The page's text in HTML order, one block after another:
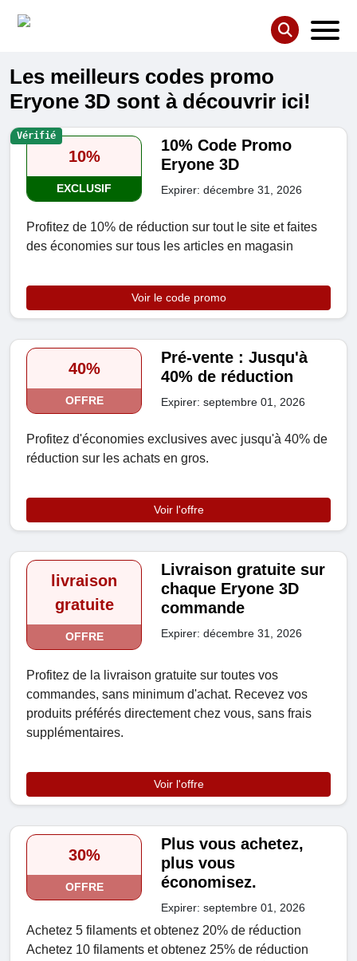
Les meilleurs codes promo
Eryone 3D sont à découvrir ici!
10%
EXCLUSIF
10% Code Promo
Eryone 3D
Expirer: décembre 31, 2026
Profitez de 10% de réduction sur tout le site et faites
des économies sur tous les articles en magasin
Voir le code promo
Vérifié
40%
OFFRE
Pré-vente : Jusqu'à
40% de réduction
Expirer: septembre 01, 2026
Profitez d'économies exclusives avec jusqu'à 40% de
réduction sur les achats en gros.
Voir l'offre
livraison
gratuite
OFFRE
Livraison gratuite sur
chaque Eryone 3D
commande
Expirer: décembre 31, 2026
Profitez de la livraison gratuite sur toutes vos
commandes, sans minimum d'achat. Recevez vos
produits préférés directement chez vous, sans frais
supplémentaires.
Voir l'offre
30%
OFFRE
Plus vous achetez,
plus vous
économisez.
Expirer: septembre 01, 2026
Achetez 5 filaments et obtenez 20% de réduction
Achetez 10 filaments et obtenez 25% de réduction